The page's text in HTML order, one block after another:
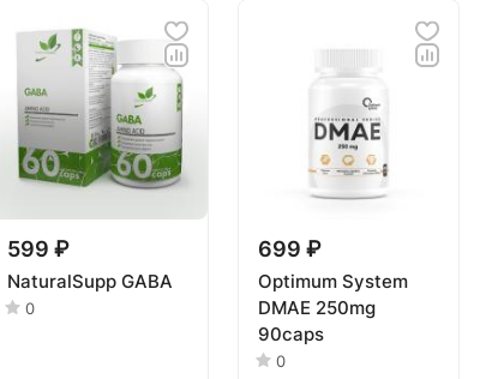
599 ₽
NaturalSupp GABA
0
699 ₽
Optimum System
DMAE 250mg
90caps
0